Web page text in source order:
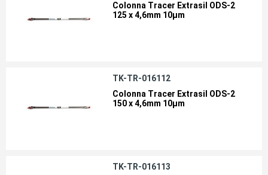
Colonna Tracer Extrasil ODS-2
125 x 4,6mm 10µm
TK-TR-016112
Colonna Tracer Extrasil ODS-2
150 x 4,6mm 10µm
TK-TR-016113